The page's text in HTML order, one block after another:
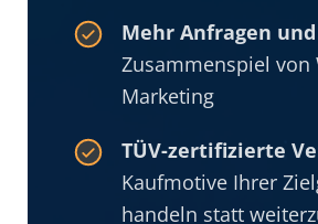
Mehr Anfragen
Zusammenspiel von
Marketing
TÜV-zertifizierte
Kaufmotive Ihrer
handeln statt